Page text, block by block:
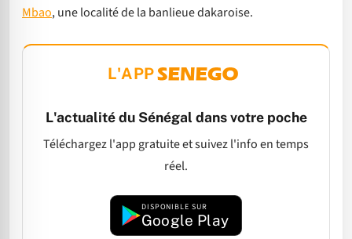
Mbao, une localité de la banlieue dakaroise.
L'APP
L'actualité du Sénégal dans votre poche
Téléchargez l'app gratuite et suivez l'info en temps
réel.
DISPONIBLE SUR
Google Play